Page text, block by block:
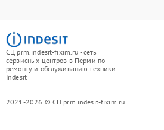
СЦ prm.indesit-fixim.ru - сеть
сервисных центров в Перми по
ремонту и обслуживанию техники
Indesit
2021-2026 © СЦ prm.indesit-fixim.ru